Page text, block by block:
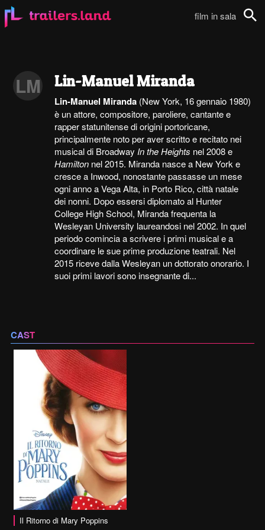
film in sala
LM Lin-Manuel Miranda
Lin-Manuel Miranda (New York, 16 gennaio 1980)
è un attore, compositore, paroliere, cantante e
rapper statunitense di origini portoricane,
principalmente noto per aver scritto e recitato nei
musical di Broadway In the Heights nel 2008 e
Hamilton nel 2015. Miranda nasce a New York e
cresce a Inwood, nonostante passasse un mese
ogni anno a Vega Alta, in Porto Rico, città natale
dei nonni. Dopo essersi diplomato al Hunter
College High School, Miranda frequenta la
Wesleyan University laureandosi nel 2002. In quel
periodo comincia a scrivere i primi musical e a
coordinare le sue prime produzione teatrali. Nel
2015 riceve dalla Wesleyan un dottorato onorario. I
suoi primi lavori sono insegnante di...
CAST
Il Ritorno di Mary Poppins